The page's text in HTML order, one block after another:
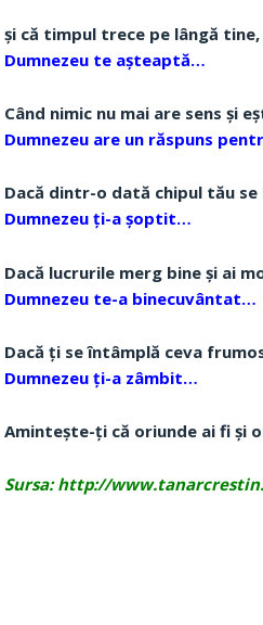
și că timpul trece pe lângă tine,
Dumnezeu te așteaptă…
Când nimic nu mai are sens și
Dumnezeu are un răspuns
Dacă dintr-o dată chipul tău se
Dumnezeu ți-a șoptit…
Dacă lucrurile merg bine și ai
Dumnezeu te-a binecuvântat…
Dacă ți se întâmplă ceva
Dumnezeu ți-a zâmbit…
Amintește-ți că oriunde ai fi și
Sursa: http://